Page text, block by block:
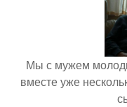
Мы с мужем
вместе уже